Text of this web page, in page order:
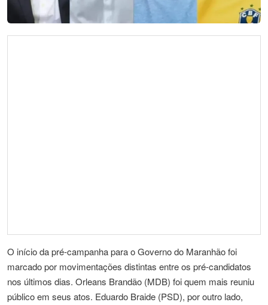
O início da pré-campanha para o Governo do Maranhão foi
marcado por movimentações distintas entre os pré-candidatos
nos últimos dias. Orleans Brandão (MDB) foi quem mais reuniu
público em seus atos. Eduardo Braide (PSD), por outro lado,